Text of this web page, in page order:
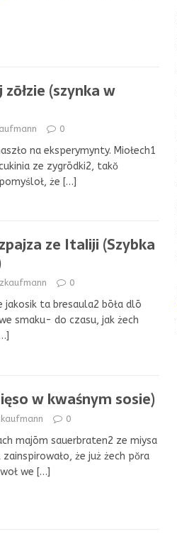
(szynka w
0
na eksperymynty. Miołech1
ze zygrōdki2, takŏ
że […]
ze Italiji (Szybka
0
ta bresaula2 bōła dlō
smaku- do czasu, jak żech
w kwaśnym sosie)
0
majōm sauerbraten2 ze miysa
że już żech pŏra
we […]